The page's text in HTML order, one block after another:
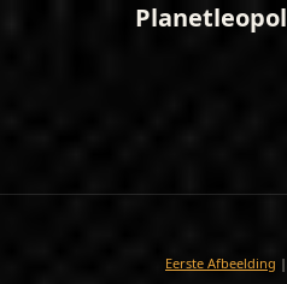
Eerste Afbeelding |